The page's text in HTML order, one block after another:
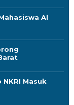
Al
Masuk